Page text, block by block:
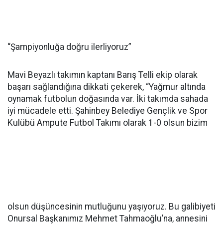
“Şampiyonluğa doğru ilerliyoruz”
Mavi Beyazlı takımın kaptanı Barış Telli ekip olarak
başarı sağlandığına dikkati çekerek, “Yağmur altında
oynamak futbolun doğasında var. İki takımda sahada
iyi mücadele etti. Şahinbey Belediye Gençlik ve Spor
Kulübü Ampute Futbol Takımı olarak 1-0 olsun bizim
olsun düşüncesinin mutluğunu yaşıyoruz. Bu galibiyeti
Onursal Başkanımız Mehmet Tahmaoğlu’na, annesini